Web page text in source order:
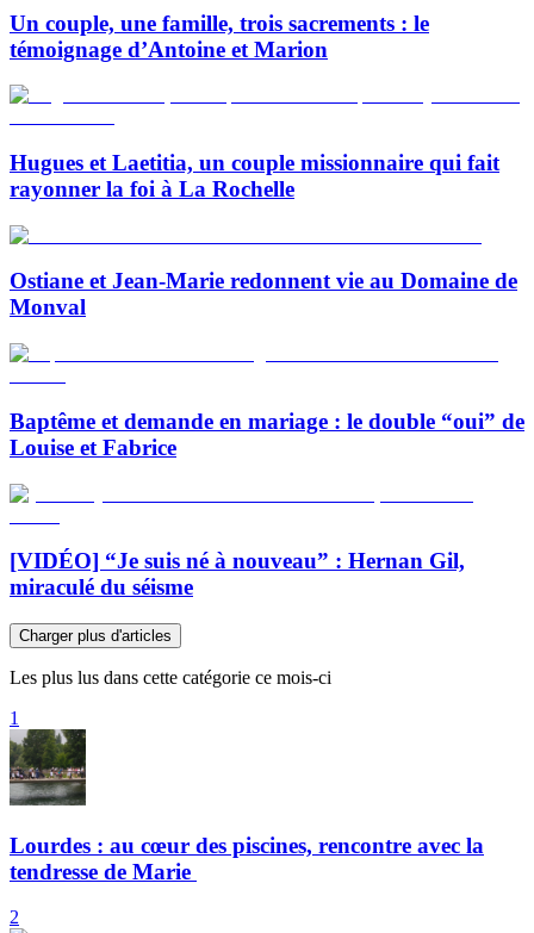
Un couple, une famille, trois sacrements : le
témoignage d’Antoine et Marion
Hugues et Laetitia, un couple missionnaire qui fait
rayonner la foi à La Rochelle
Ostiane et Jean-Marie redonnent vie au Domaine de
Monval
Baptême et demande en mariage : le double “oui” de
Louise et Fabrice
[VIDÉO] “Je suis né à nouveau” : Hernan Gil,
miraculé du séisme
Charger plus d'articles
Les plus lus dans cette catégorie ce mois-ci
1
Lourdes : au cœur des piscines, rencontre avec la
tendresse de Marie
2